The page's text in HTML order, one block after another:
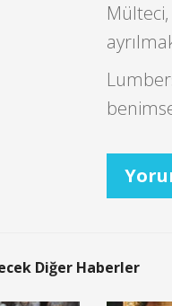
Diğer Haberler